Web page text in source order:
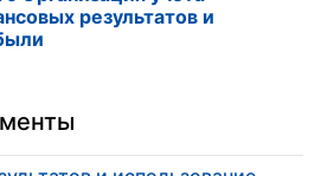
результатов и